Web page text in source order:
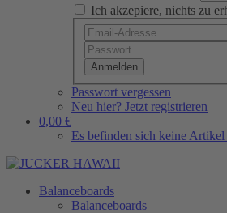
Ich akzepiere, nichts zu
Anmelden
Passwort vergessen
Neu hier? Jetzt registrieren
0,00 €
Es befinden sich keine
Balanceboards
Balanceboards